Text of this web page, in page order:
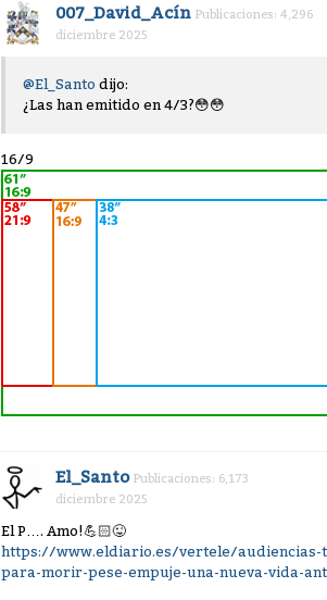
007_David_Acín Publicaciones: 4,296
diciembre 2025
@El_Santo dijo:
¿Las han emitido en 4/3?😳😳
16/9
El_Santo Publicaciones: 6,173
diciembre 2025
El P…. Amo!💪🏻😜
https://www.eldiario.es/vertele/audiencias-
para-morir-pese-empuje-una-nueva-vida-